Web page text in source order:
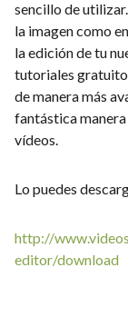
sencillo de
la imagen como
la edición de tu
tutoriales
de manera más
fantástica
vídeos.
Lo puedes
http://
editor/download